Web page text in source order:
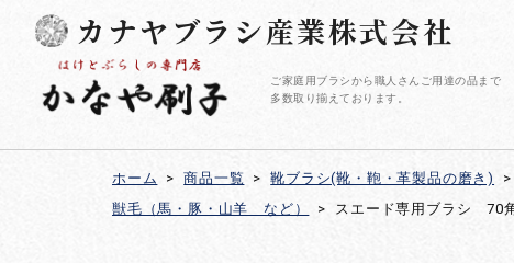
カナヤブラシ産業株式会社
ご家庭用ブラシから職人さんご用達の品まで
多数取り揃えております。
ホーム > 商品一覧 > 靴ブラシ(靴・鞄・革製品の磨き) >
獣毛（馬・豚・山羊 など）
> スエード専用ブラシ 70